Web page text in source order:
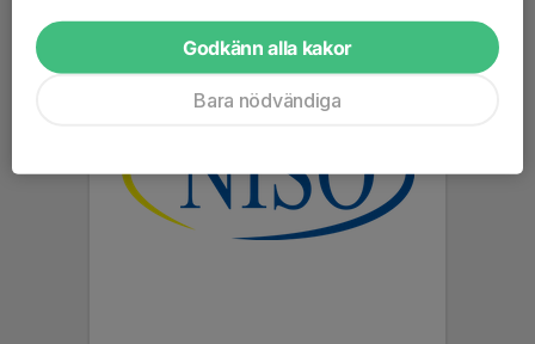
Godkänn alla kakor
Bara nödvändiga